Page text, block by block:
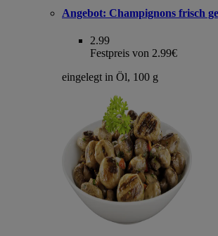
Angebot: Champignons frisch
2.99
Festpreis von 2.99€
eingelegt in Öl, 100 g